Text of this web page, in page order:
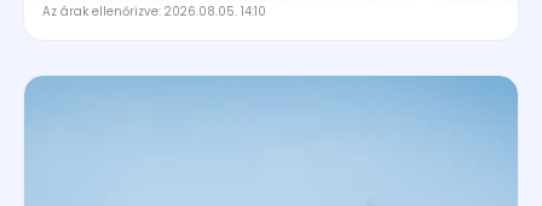
Az árak ellenőrizve: 2026.08.05. 14:10